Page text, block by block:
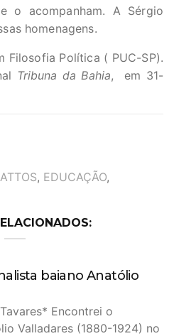
o acompanham. A Sérgio
homenagens.
Filosofia Política ( PUC-SP).
Tribuna da Bahia, em 31-
, EDUCAÇÃO,
baiano Anatólio
Encontrei o
Valladares (1880-1924) no